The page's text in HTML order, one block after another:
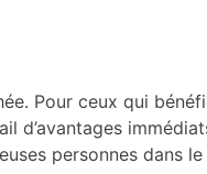
Pour ceux qui
d’avantages
personnes dans